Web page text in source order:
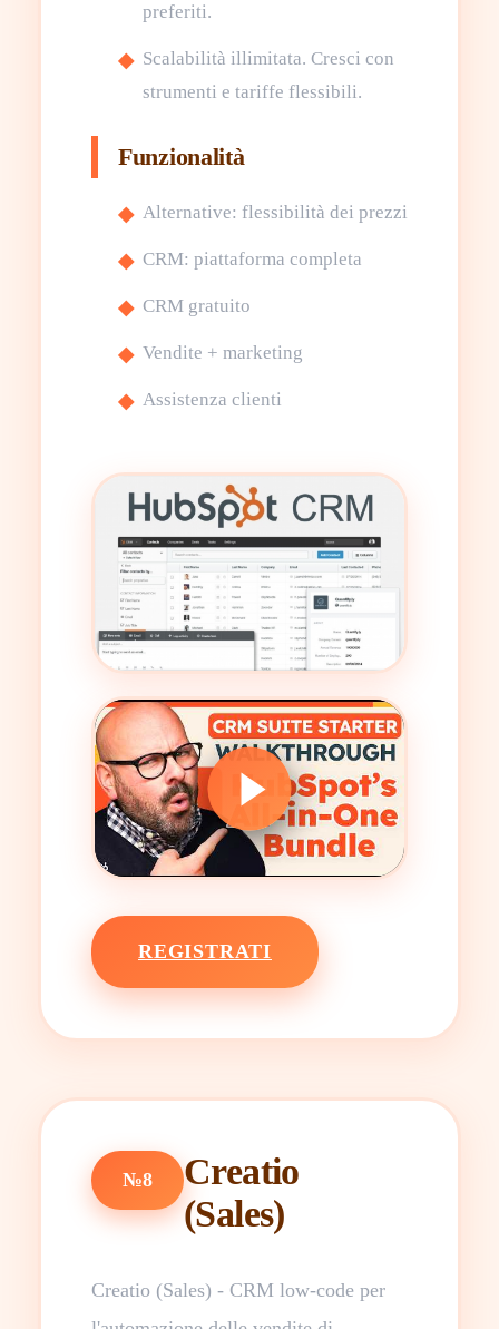
preferiti.
Scalabilità illimitata. Cresci con
strumenti e tariffe flessibili.
Funzionalità
Alternative: flessibilità dei prezzi
CRM: piattaforma completa
CRM gratuito
Vendite + marketing
Assistenza clienti
REGISTRATI
№8
Creatio
(Sales)
Creatio (Sales) - CRM low-code per